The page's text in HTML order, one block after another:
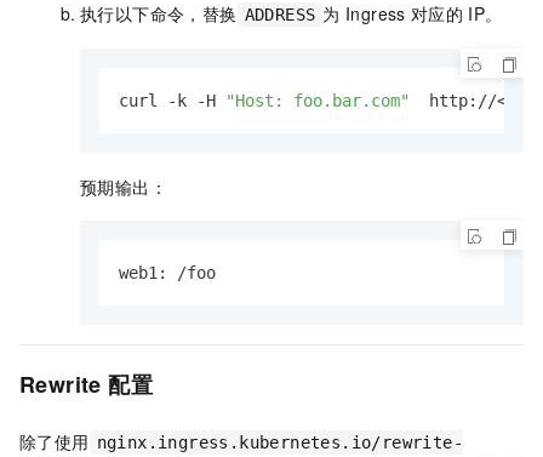
执行以下命令，替换 ADDRESS 为 Ingress 对应的 IP。
curl -k -H "Host: foo.bar.com"
http://
预期输出：
web1: /foo
Rewrite 配置
除了使用 nginx.ingress.kubernetes.io/rewrite-